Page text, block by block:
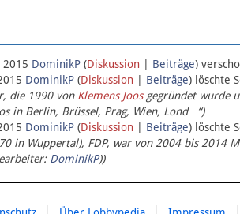
2015 DominikP (Diskussion | Beiträge)
DominikP (Diskussion | Beiträge) löschte
die 1990 von Klemens Joosgegründet wurde
in Berlin, Brüssel, Prag, Wien, Lond…“)
DominikP (Diskussion | Beiträge) löschte
in Wuppertal), FDP, war von 2004 bis 2014
DominikP))